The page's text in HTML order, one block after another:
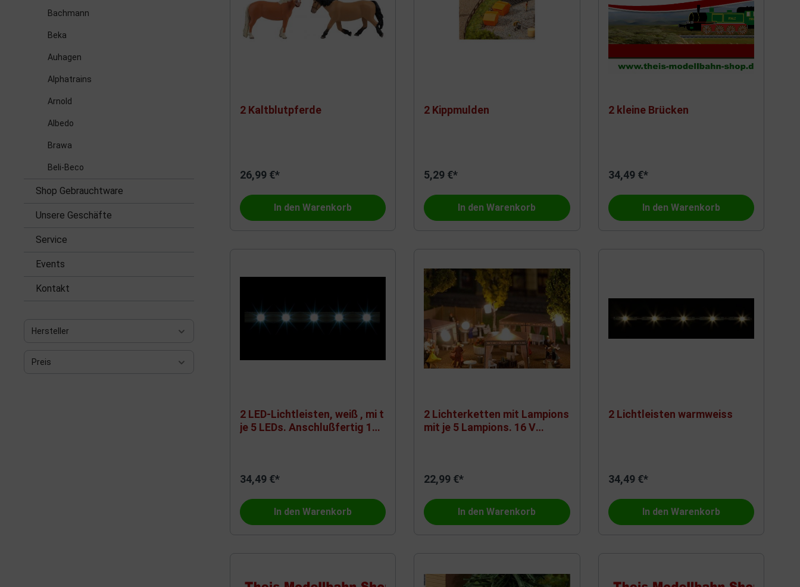
Bachmann
Beka
Auhagen
Alphatrains
Arnold
Albedo
Brawa
Beli-Beco
Shop Gebrauchtware
Unsere Geschäfte
Service
Events
Kontakt
Hersteller
Preis
2 Kaltblutpferde
26,99 €*
In den Warenkorb
2 Kippmulden
5,29 €*
In den Warenkorb
2 kleine Brücken
34,49 €*
In den Warenkorb
2 LED-Lichtleisten, weiß , mi t
je 5 LEDs. Anschlußfertig 12-
34,49 €*
In den Warenkorb
2 Lichterketten mit Lampions
mit je 5 Lampions. 16 V
22,99 €*
In den Warenkorb
2 Lichtleisten warmweiss
34,49 €*
In den Warenkorb